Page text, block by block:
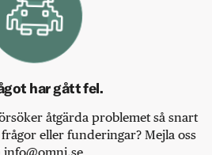
har gått fel.
åtgärda problemet så snart
eller funderingar? Mejla oss